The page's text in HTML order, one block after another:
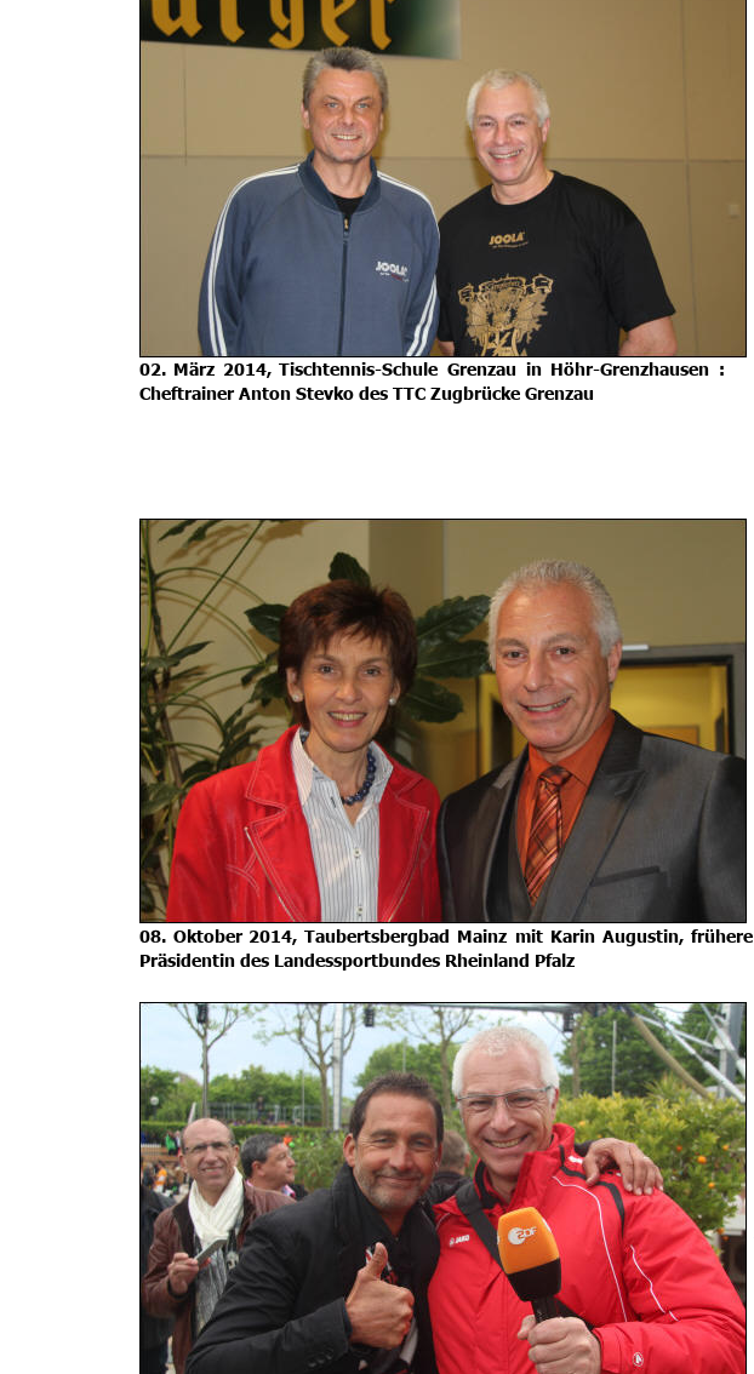
02. März 2014, Tischtennis-Schule Grenzau in Höhr-Grenzhausen :
Cheftrainer Anton Stevko des TTC Zugbrücke Grenzau
08. Oktober 2014, Taubertsbergbad Mainz mit Karin Augustin, frühere
Präsidentin des Landessportbundes Rheinland Pfalz